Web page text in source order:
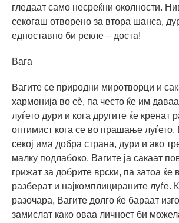
гледаат само несреќни околности.
секогаш отворено за втора шанса,
едноставно би рекле – доста!
Вага
Вагите се природни миротворци и
хармонија во сè, па често ќе им
луѓето дури и кога другите ќе кренат
оптимист кога се во прашање луѓето.
секој има добра страна, дури и ако
малку подлабоко. Вагите ја сакаат
грижат за добрите врски, па затоа ќе
разберат и најкомплицираните луѓе.
разочара, Вагите долго ќе бараат
замислат како оваа личност би